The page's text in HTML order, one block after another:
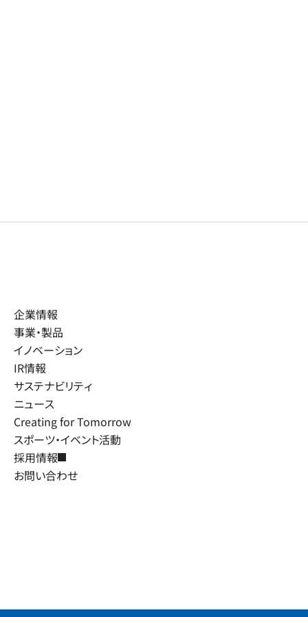
企業情報
事業・製品
イノベーション
IR情報
サステナビリティ
ニュース
Creating for Tomorrow
スポーツ・イベント活動
採用情報
お問い合わせ